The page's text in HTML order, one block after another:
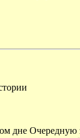
дне Очередную